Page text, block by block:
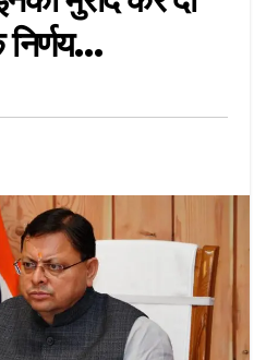
निर्णय…